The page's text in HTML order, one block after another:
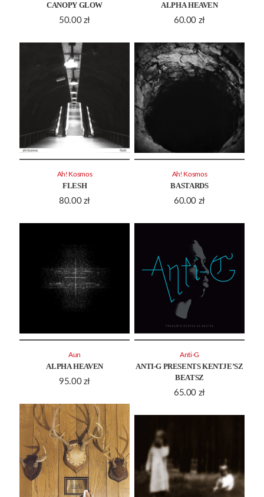
CANOPY GLOW
50.00 zł
ALPHA HEAVEN
60.00 zł
FLESH
80.00 zł
Ah! Kosmos
BASTARDS
60.00 zł
Ah! Kosmos
ALPHA HEAVEN
95.00 zł
Aun
ANTI-G PRESENTS KENTJE’SZ
BEATSZ
65.00 zł
Anti-G